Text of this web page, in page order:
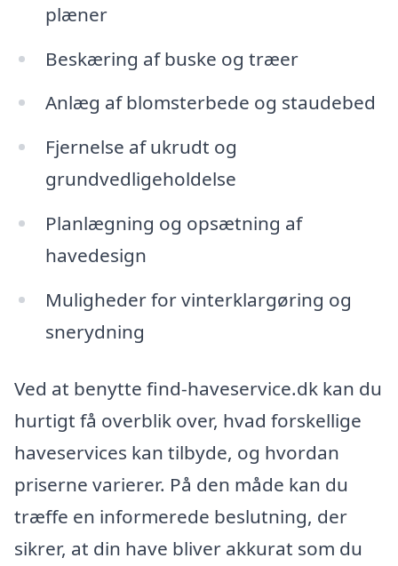
plæner
Beskæring af buske og træer
Anlæg af blomsterbede og staudebed
Fjernelse af ukrudt og
grundvedligeholdelse
Planlægning og opsætning af
havedesign
Muligheder for vinterklargøring og
snerydning
Ved at benytte find-haveservice.dk kan du
hurtigt få overblik over, hvad forskellige
haveservices kan tilbyde, og hvordan
priserne varierer. På den måde kan du
træffe en informerede beslutning, der
sikrer, at din have bliver akkurat som du